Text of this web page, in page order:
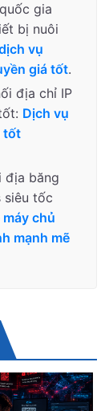
gia
bị nuôi
vụ
giá tốt.
địa chỉ IP
Dịch vụ
tốt
địa băng
siêu tốc
chủ
mạnh mẽ